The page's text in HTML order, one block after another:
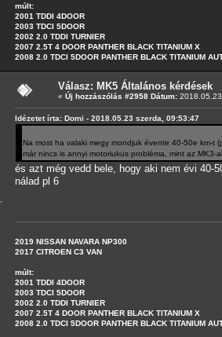
múlt:
2001 TDDI 4DOOR
2003 TDCI 5DOOR
2002 2.0 TDDI TURNIER
2007 2.5T 4 DOOR PANTHER BLACK TITANIUM X
2008 2.0 TDCI 5DOOR PANTHER BLACK TITANIUM
Válasz: MK5 Általános kérdések
« Új hozzászólás #2958 Dátum:
Idézetet írta: Domi - 2018.05.23 szerda, 09:53:47
Na most ha valaki megy mondjuk évente 40-50e km-t
már nincs is annyi motoriukus probléma, mint az
és azt még vedd bele, hogy aki nem évi 40-
nálad pl 6
2019 NISSAN NAVARA NP300
2017 CITROEN C3 VAN
múlt:
2001 TDDI 4DOOR
2003 TDCI 5DOOR
2002 2.0 TDDI TURNIER
2007 2.5T 4 DOOR PANTHER BLACK TITANIUM X
2008 2.0 TDCI 5DOOR PANTHER BLACK TITANIUM